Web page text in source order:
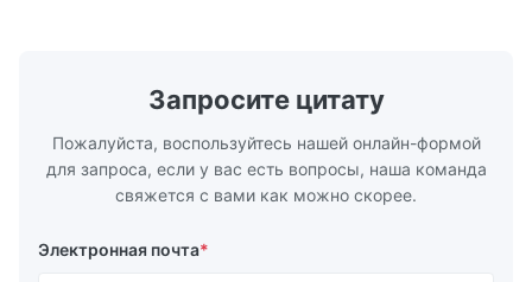
Запросите цитату
Пожалуйста, воспользуйтесь нашей онлайн-формой
для запроса, если у вас есть вопросы, наша команда
свяжется с вами как можно скорее.
Электронная почта*